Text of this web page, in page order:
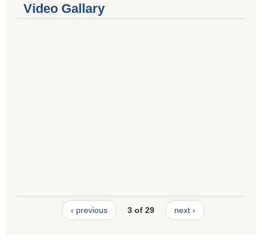
Video Gallary
‹ previous 3 of 29 next ›